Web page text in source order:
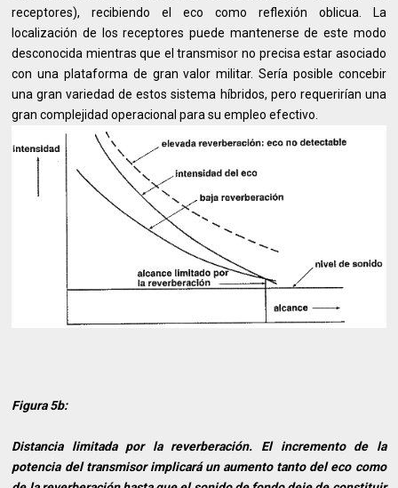
receptores), recibiendo el eco como reflexión oblicua. La
localización de los receptores puede mantenerse de este modo
desconocida mientras que el transmisor no precisa estar asociado
con una plataforma de gran valor militar. Sería posible concebir
una gran variedad de estos sistema híbridos, pero requerirían una
gran complejidad operacional para su empleo efectivo.
Figura 5b:
Distancia limitada por la reverberación. El incremento de la
potencia del transmisor implicará un aumento tanto del eco como